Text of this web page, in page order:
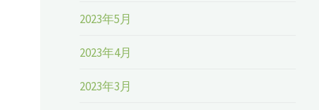
2023年5月
2023年4月
2023年3月